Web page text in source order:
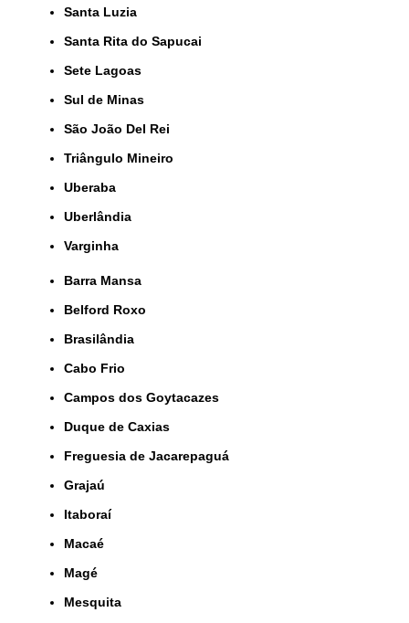
Santa Luzia
Santa Rita do Sapucai
Sete Lagoas
Sul de Minas
São João Del Rei
Triângulo Mineiro
Uberaba
Uberlândia
Varginha
Barra Mansa
Belford Roxo
Brasilândia
Cabo Frio
Campos dos Goytacazes
Duque de Caxias
Freguesia de Jacarepaguá
Grajaú
Itaboraí
Macaé
Magé
Mesquita